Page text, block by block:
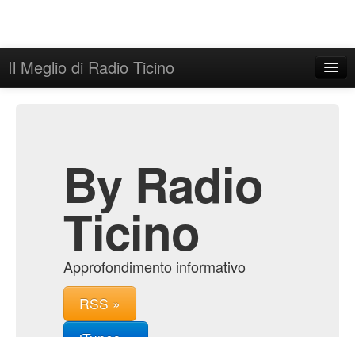
Il Meglio di Radio Ticino
By Radio
Ticino
Approfondimento informativo
RSS »